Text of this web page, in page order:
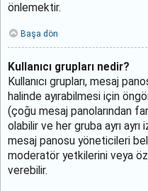
önlemektir.
Başa dön
Kullanıcı grupları nedir?
Kullanıcı grupları, mesaj
halinde ayırabilmesi için
(çoğu mesaj panolarından
olabilir ve her gruba ayrı ayrı
mesaj panosu yöneticileri
moderatör yetkilerini veya
verebilir.